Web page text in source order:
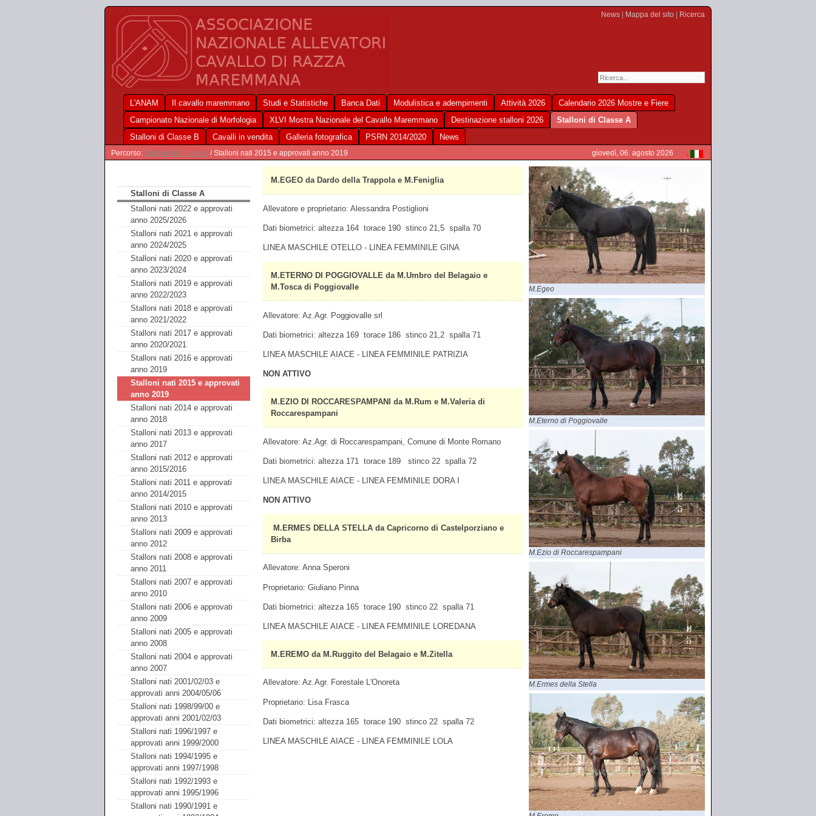
News Mappa del sito Ricerca
L'ANAM Il cavallo maremmano Studi e Statistiche Banca Dati Modulistica e adempimenti Attività 2026
Calendario 2026 Mostre e Fiere
Campionato Nazionale di Morfologia
XLVI Mostra Nazionale del Cavallo Maremmano Destinazione stalloni 2026
Stalloni di Classe A
Stalloni di Classe B
Cavalli in vendita Galleria fotografica PSRN 2014/2020 News
Percorso: Stalloni di Classe A / Stalloni nati 2015 e approvati anno 2019 giovedì, 06. agosto 2026
Stalloni di Classe A
Stalloni nati 2022 e approvati
anno 2025/2026
Stalloni nati 2021 e approvati
anno 2024/2025
Stalloni nati 2020 e approvati
anno 2023/2024
Stalloni nati 2019 e approvati
anno 2022/2023
Stalloni nati 2018 e approvati
anno 2021/2022
Stalloni nati 2017 e approvati
anno 2020/2021
Stalloni nati 2016 e approvati
anno 2019
Stalloni nati 2015 e approvati
anno 2019
Stalloni nati 2014 e approvati
anno 2018
Stalloni nati 2013 e approvati
anno 2017
Stalloni nati 2012 e approvati
anno 2015/2016
Stalloni nati 2011 e approvati
anno 2014/2015
Stalloni nati 2010 e approvati
anno 2013
Stalloni nati 2009 e approvati
anno 2012
Stalloni nati 2008 e approvati
anno 2011
Stalloni nati 2007 e approvati
anno 2010
Stalloni nati 2006 e approvati
anno 2009
Stalloni nati 2005 e approvati
anno 2008
Stalloni nati 2004 e approvati
anno 2007
Stalloni nati 2001/02/03 e
approvati anni 2004/05/06
Stalloni nati 1998/99/00 e
approvati anni 2001/02/03
Stalloni nati 1996/1997 e
approvati anni 1999/2000
Stalloni nati 1994/1995 e
approvati anni 1997/1998
Stalloni nati 1992/1993 e
approvati anni 1995/1996
Stalloni nati 1990/1991 e
M.Egeo
M.Eterno di Poggiovalle
M.Ezio di Roccarespampani
M.Ermes della Stella
M.EGEO da Dardo della Trappola e M.Feniglia
Allevatore e proprietario: Alessandra Postiglioni
Dati biometrici: altezza 164 torace 190 stinco 21,5 spalla 70
LINEA MASCHILE OTELLO - LINEA FEMMINILE GINA
M.ETERNO DI POGGIOVALLE da M.Umbro del Belagaio e
M.Tosca di Poggiovalle
Allevatore: Az.Agr. Poggiovalle srl
Dati biometrici: altezza 169 torace 186 stinco 21,2 spalla 71
LINEA MASCHILE AIACE - LINEA FEMMINILE PATRIZIA
NON ATTIVO
M.EZIO DI ROCCARESPAMPANI da M.Rum e M.Valeria di
Roccarespampani
Allevatore: Az.Agr. di Roccarespampani, Comune di Monte Romano
Dati biometrici: altezza 171 torace 189 stinco 22 spalla 72
LINEA MASCHILE AIACE - LINEA FEMMINILE DORA I
NON ATTIVO
M.ERMES DELLA STELLA da Capricorno di Castelporziano e
Birba
Allevatore: Anna Speroni
Proprietario: Giuliano Pinna
Dati biometrici: altezza 165 torace 190 stinco 22 spalla 71
LINEA MASCHILE AIACE - LINEA FEMMINILE LOREDANA
M.EREMO da M.Ruggito del Belagaio e M.Zitella
Allevatore: Az.Agr. Forestale L'Onoreta
Proprietario: Lisa Frasca
Dati biometrici: altezza 165 torace 190 stinco 22 spalla 72
LINEA MASCHILE AIACE - LINEA FEMMINILE LOLA